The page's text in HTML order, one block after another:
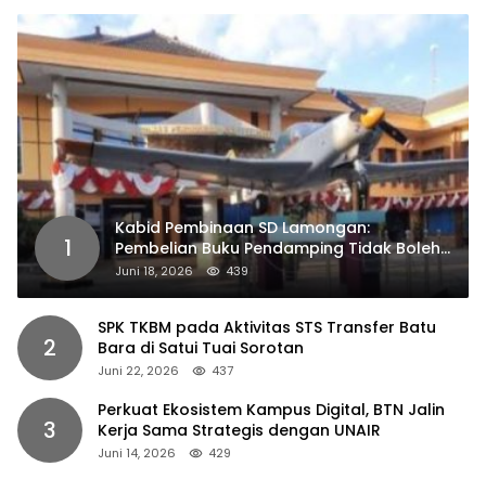
1
Kabid Pembinaan SD Lamongan:
Pembelian Buku Pendamping Tidak Boleh
Dipaksakan
Juni 18, 2026 439
2
SPK TKBM pada Aktivitas STS Transfer Batu
Bara di Satui Tuai Sorotan
Juni 22, 2026 437
3
Perkuat Ekosistem Kampus Digital, BTN Jalin
Kerja Sama Strategis dengan UNAIR
Juni 14, 2026 429